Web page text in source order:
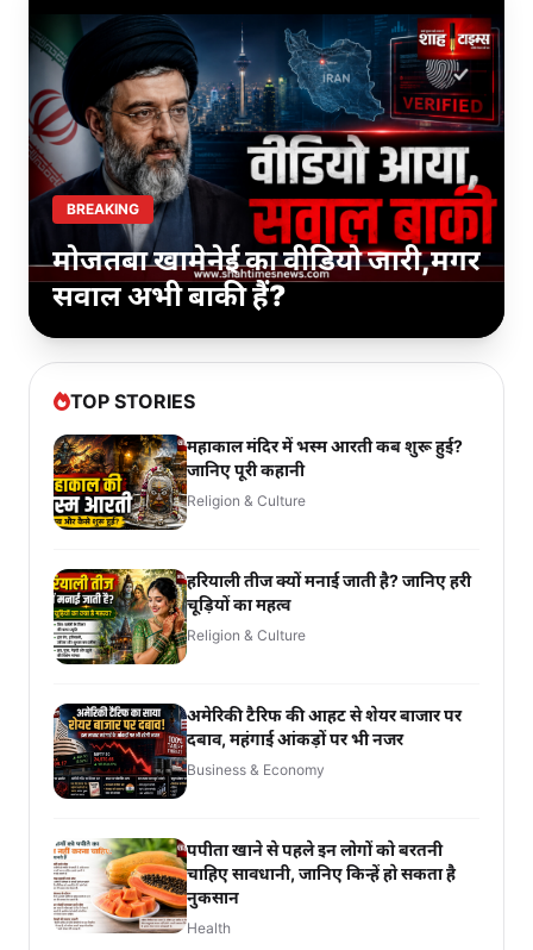
BREAKING
मोजतबा खामेनेई का वीडियो जारी,मगर
सवाल अभी बाकी हैं?
TOP STORIES
महाकाल मंदिर में भस्म आरती कब शुरू हुई?
जानिए पूरी कहानी
Religion & Culture
हरियाली तीज क्यों मनाई जाती है? जानिए हरी
चूड़ियों का महत्व
Religion & Culture
अमेरिकी टैरिफ की आहट से शेयर बाजार पर
दबाव, महंगाई आंकड़ों पर भी नजर
Business & Economy
पपीता खाने से पहले इन लोगों को बरतनी
चाहिए सावधानी, जानिए किन्हें हो सकता है
नुकसान
Health